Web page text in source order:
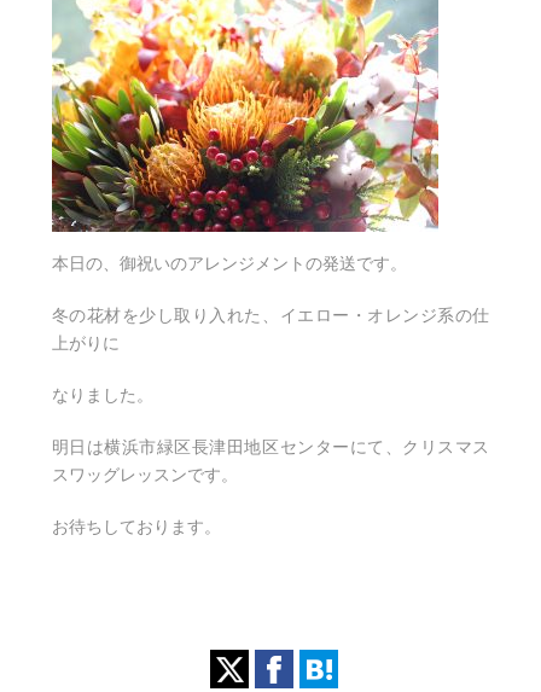
本日の、御祝いのアレンジメントの発送です。
冬の花材を少し取り入れた、イエロー・オレンジ系の仕
上がりに
なりました。
明日は横浜市緑区長津田地区センターにて、クリスマス
スワッグレッスンです。
お待ちしております。